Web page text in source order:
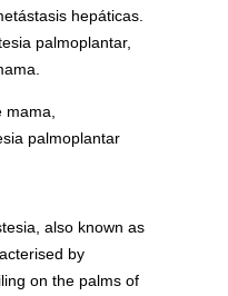
hepáticas.
palmoplantar,
mama,
palmoplantar
also known as
by
on the palms of